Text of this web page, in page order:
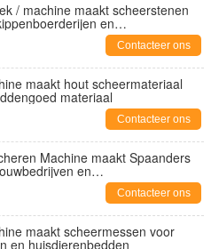
/ machine maakt scheerstenen
en
Contacteer ons
maakt hout scheermateriaal
materiaal
Contacteer ons
Machine maakt Spaanders
en
Contacteer ons
maakt scheermessen voor
en huisdierenbedden